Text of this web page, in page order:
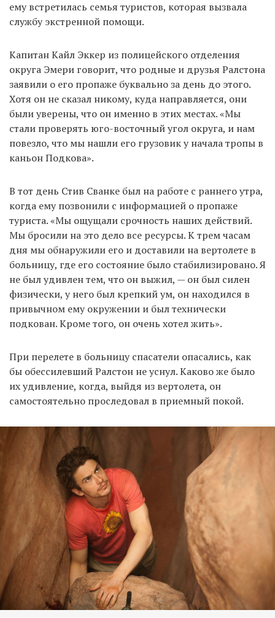
ему встретилась семья туристов, которая вызвала
службу экстренной помощи.
Капитан Кайл Эккер из полицейского отделения
округа Эмери говорит, что родные и друзья Ралстона
заявили о его пропаже буквально за день до этого.
Хотя он не сказал никому, куда направляется, они
были уверены, что он именно в этих местах. «Мы
стали проверять юго-восточный угол округа, и нам
повезло, что мы нашли его грузовик у начала тропы в
каньон Подкова».
В тот день Стив Сванке был на работе с раннего утра,
когда ему позвонили с информацией о пропаже
туриста. «Мы ощущали срочность наших действий.
Мы бросили на это дело все ресурсы. К трем часам
дня мы обнаружили его и доставили на вертолете в
больницу, где его состояние было стабилизировано. Я
не был удивлен тем, что он выжил, — он был силен
физически, у него был крепкий ум, он находился в
привычном ему окружении и был технически
подкован. Кроме того, он очень хотел жить».
При перелете в больницу спасатели опасались, как
бы обессилевший Ралстон не уснул. Каково же было
их удивление, когда, выйдя из вертолета, он
самостоятельно проследовал в приемный покой.